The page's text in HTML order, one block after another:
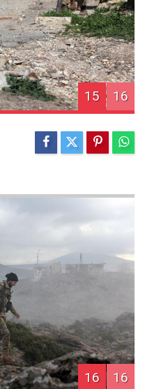
15 16
16 16